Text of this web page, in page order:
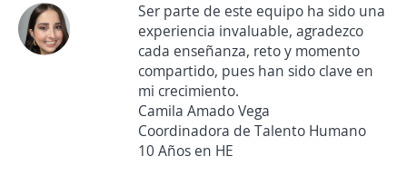
Ser parte de este equipo ha sido una
experiencia invaluable, agradezco
cada enseñanza, reto y momento
compartido, pues han sido clave en
mi crecimiento.
Camila Amado Vega
Coordinadora de Talento Humano
10 Años en HE